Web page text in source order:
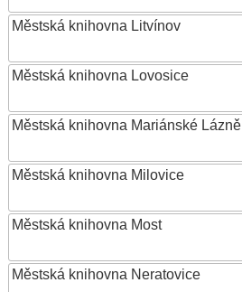
Městská knihovna Litvínov
Městská knihovna Lovosice
Městská knihovna Mariánské Lázně
Městská knihovna Milovice
Městská knihovna Most
Městská knihovna Neratovice